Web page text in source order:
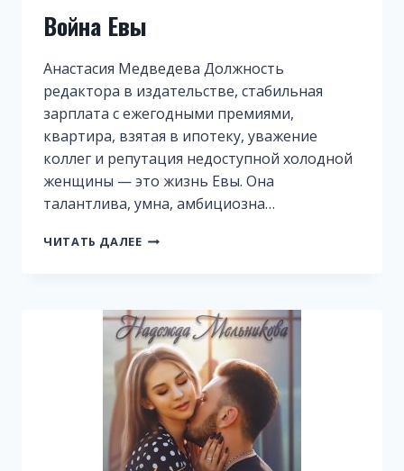
Война Евы
Анастасия Медведева Должность
редактора в издательстве, стабильная
зарплата с ежегодными премиями,
квартира, взятая в ипотеку, уважение
коллег и репутация недоступной холодной
женщины — это жизнь Евы. Она
талантлива, умна, амбициозна…
ЧИТАТЬ ДАЛЕЕ ВОЙНА